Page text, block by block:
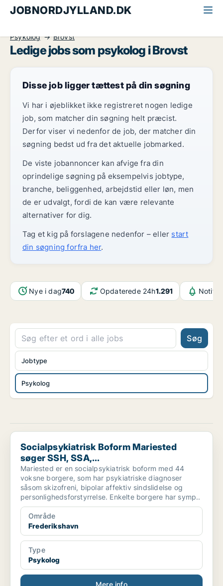
JOBNORDJYLLAND.DK
Psykolog
Brovst
Ledige jobs som psykolog i Brovst
Disse job ligger tættest på din søgning
Vi har i øjeblikket ikke registreret nogen ledige
job, som matcher din søgning helt præcist.
Derfor viser vi nedenfor de job, der matcher din
søgning bedst ud fra det aktuelle jobmarked.
De viste jobannoncer kan afvige fra din
oprindelige søgning på eksempelvis jobtype,
branche, beliggenhed, arbejdstid eller løn, men
de er udvalgt, fordi de kan være relevante
alternativer for dig.
Tag et kig på forslagene nedenfor – eller start
din søgning forfra her.
Nye i dag740 Opdaterede 24h1.291
Søg
Psykolog
Jobtype
Socialpsykiatrisk Boform Mariested søger SSH, SSA,...
Socialpsykiatrisk Boform Mariested
søger SSH, SSA,...
Mariested er en socialpsykiatrisk boform med 44
voksne borgere, som har psykiatriske diagnoser
såsom skizofreni, bipolar affektiv sindslidelse og
personlighedsforstyrrelse. Enkelte borgere har symp..
Område
Frederikshavn
Type
Psykolog